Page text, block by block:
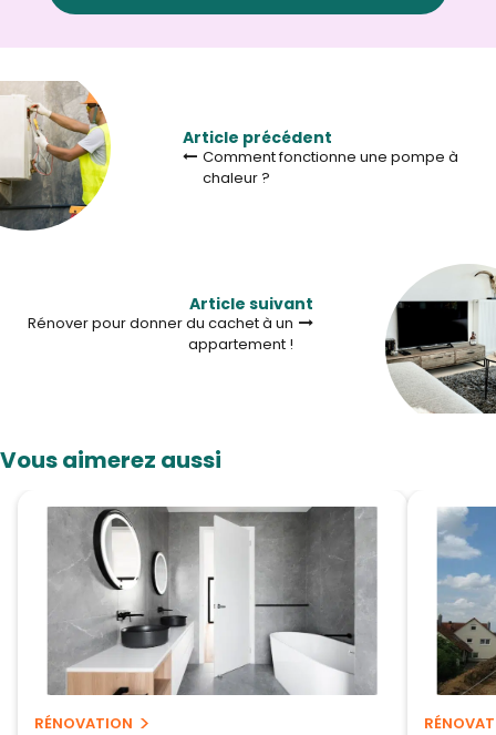
Article précédent
Comment fonctionne une pompe à
chaleur ?
Article suivant
Rénover pour donner du cachet à un
appartement !
Vous aimerez aussi
RÉNOVATION